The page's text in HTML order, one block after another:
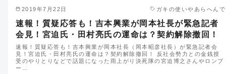
2019年7月22日 ガキの使いやあらへんで
速報！質疑応答も！吉本興業が岡本社長が緊急記者
会見！宮迫氏・田村亮氏の運命は？契約解除撤回！
速報！質疑応答も！吉本興業が岡本社長（岡本昭彦社長）が緊急記者会
見！宮迫氏・田村亮氏の運命は？契約解除撤回！ 反社会勢力との金銭授
受のやりとりなどで話題になった雨上がり決死隊の宮迫博之さんやロンブ
ー…